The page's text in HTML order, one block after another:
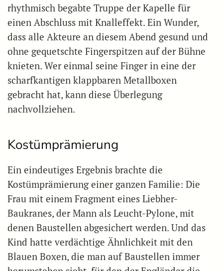
rhythmisch begabte Truppe der Kapelle für
einen Abschluss mit Knalleffekt. Ein Wunder,
dass alle Akteure an diesem Abend gesund und
ohne gequetschte Fingerspitzen auf der Bühne
knieten. Wer einmal seine Finger in eine der
scharfkantigen klappbaren Metallboxen
gebracht hat, kann diese Überlegung
nachvollziehen.
Kostümprämierung
Ein eindeutiges Ergebnis brachte die
Kostümprämierung einer ganzen Familie: Die
Frau mit einem Fragment eines Liebher-
Baukranes, der Mann als Leucht-Pylone, mit
denen Baustellen abgesichert werden. Und das
Kind hatte verdächtige Ähnlichkeit mit den
Blauen Boxen, die man auf Baustellen immer